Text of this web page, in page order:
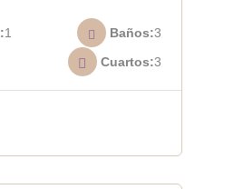
1 Baños 3
Cuartos 3